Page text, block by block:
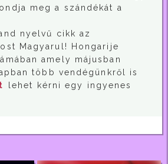
meg a szándékát a
nyelvű cikk az
Magyarul! Hongarije
amely májusban
több vendégünkről is
lehet kérni egy ingyenes